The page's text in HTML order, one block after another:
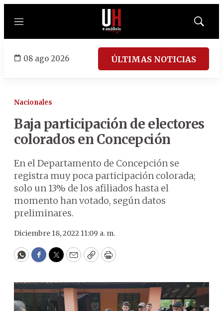
Menú
Mostrar
08 ago 2026 ÚLTIMAS NOTICIAS
Nacionales
Baja participación de electores
colorados en Concepción
En el Departamento de Concepción se
registra muy poca participación colorada;
solo un 13% de los afiliados hasta el
momento han votado, según datos
preliminares.
Diciembre 18, 2022 11:09 a. m.
WhatsApp
Facebook
Twitter
EmailCopyPrint